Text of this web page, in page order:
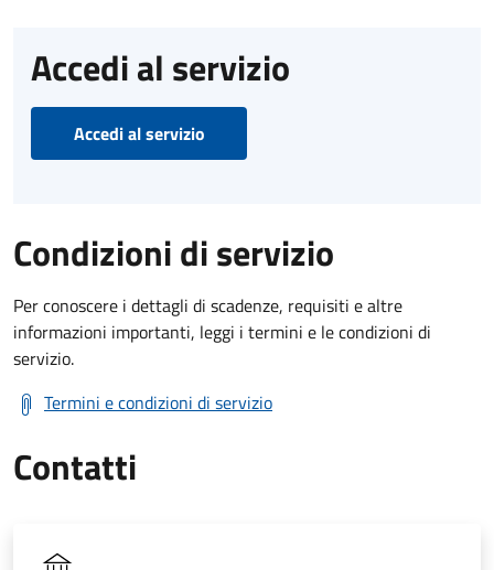
Accedi al servizio
Accedi al servizio
Condizioni di servizio
Per conoscere i dettagli di scadenze, requisiti e altre
informazioni importanti, leggi i termini e le condizioni di
servizio.
Termini e condizioni di servizio
Contatti